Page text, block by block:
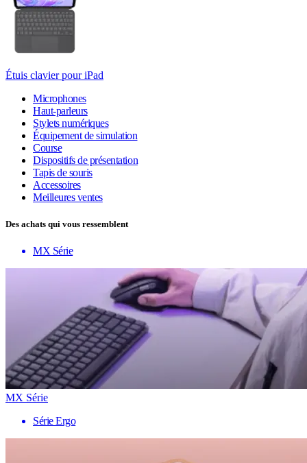
Étuis clavier pour iPad
Microphones
Haut-parleurs
Stylets numériques
Équipement de simulation
Course
Dispositifs de présentation
Tapis de souris
Accessoires
Meilleures ventes
Des achats qui vous ressemblent
MX Série
MX Série
Série Ergo